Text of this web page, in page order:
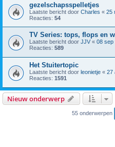
gezelschapsspelletjes
Laatste bericht door Charles « 25
Reacties: 54
TV Series: tops, flops en
Laatste bericht door JJV « 08 sep
Reacties: 589
Het Stuitertopic
Laatste bericht door leonietje « 27
Reacties: 1591
Nieuw onderwerp
55 onderwerpen